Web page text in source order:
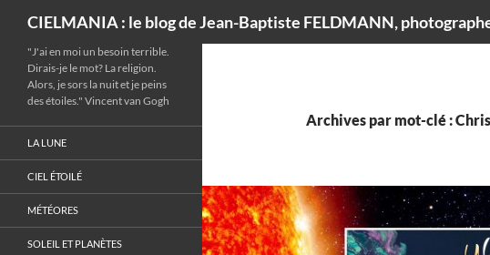
CIELMANIA : le blog de Jean-Baptiste FELDMANN,
Archives par mot-clé :
"J'ai en moi un besoin terrible.
Dirais-je le mot? La religion.
Alors, je sors la nuit et je peins
des étoiles." Vincent van Gogh
LA LUNE
CIEL ÉTOILÉ
MÉTÉORES
SOLEIL ET PLANÈTES